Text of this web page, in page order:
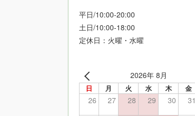
平日/10:00-20:00
土日/10:00-18:00
定休日：火曜・水曜
2026年 8月
日 月 火 水 木 金
26 27 28 29 30 31